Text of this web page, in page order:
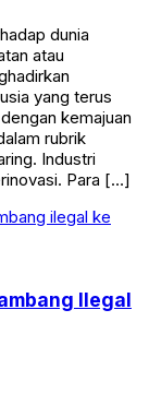
dunia
atau
yang terus
kemajuan
rubrik
Industri
Para […]
Ilegal